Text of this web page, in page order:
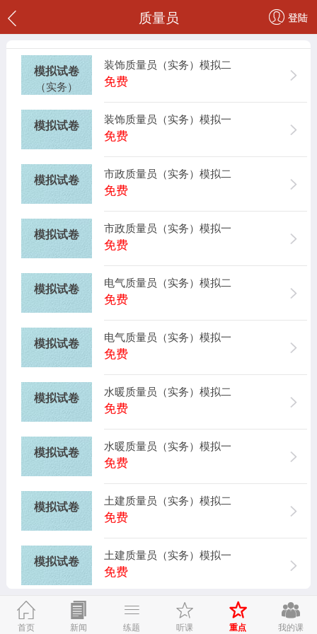
质量员 登陆
首页

新闻 练题 听课 重点

我的课
模拟试卷
（实务）
装饰质量员（实务）模拟二
免费
模拟试卷 装饰质量员（实务）模拟一
免费
模拟试卷 市政质量员（实务）模拟二
免费
模拟试卷 市政质量员（实务）模拟一
免费
模拟试卷 电气质量员（实务）模拟二
免费
模拟试卷 电气质量员（实务）模拟一
免费
模拟试卷 水暖质量员（实务）模拟二
免费
模拟试卷 水暖质量员（实务）模拟一
免费
模拟试卷 土建质量员（实务）模拟二
免费
模拟试卷 土建质量员（实务）模拟一
免费
模拟试卷
（法规）
质量员（法规）模拟三
免费